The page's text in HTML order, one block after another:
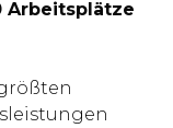
Arbeitsplätze